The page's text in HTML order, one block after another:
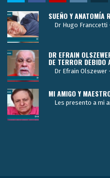
SUEÑO Y ANATOMÍA
Dr Hugo Franccetti
DR EFRAIN
DE TERROR DEBIDO
Dr Efrain Olszewer
MI AMIGO Y
Les presento a mi